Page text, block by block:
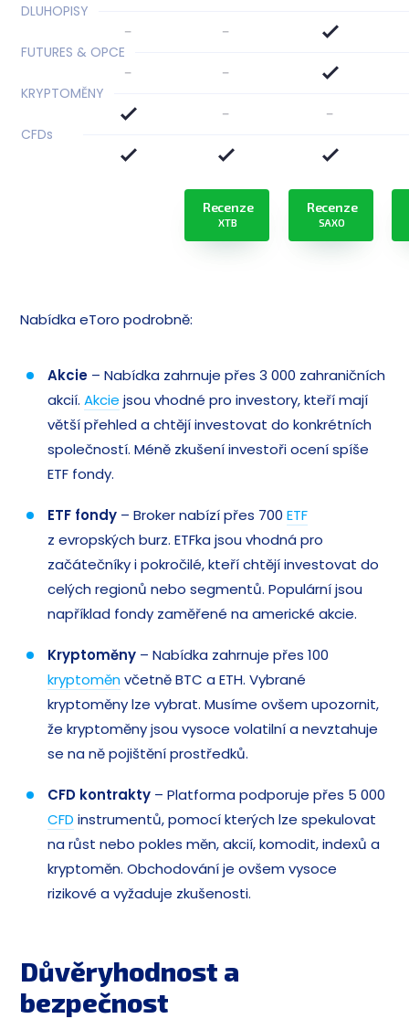
DLUHOPISY
- -
FUTURES & OPCE
- -
KRYPTOMĚNY
- -
CFDs
Recenze
XTB
Recenze
SAXO
Nabídka eToro podrobně:
Akcie – Nabídka zahrnuje přes 3 000 zahraničních
akcií.Akcie jsou vhodné pro investory, kteří mají
větší přehled a chtějí investovat do konkrétních
společností. Méně zkušení investoři ocení spíše
ETF fondy.
ETF fondy – Broker nabízí přes 700ETF
z evropských burz. ETFka jsou vhodná pro
začátečníky i pokročilé, kteří chtějí investovat do
celých regionů nebo segmentů. Populární jsou
například fondy zaměřené na americké akcie.
Kryptoměny – Nabídka zahrnuje přes 100
kryptoměnvčetně BTC a ETH. Vybrané
kryptoměny lze vybrat. Musíme ovšem upozornit,
že kryptoměny jsou vysoce volatilní a nevztahuje
se na ně pojištění prostředků.
CFD kontrakty – Platforma podporuje přes 5 000
CFD instrumentů, pomocí kterých lze spekulovat
na růst nebo pokles měn, akcií, komodit, indexů a
kryptoměn. Obchodování je ovšem vysoce
rizikové a vyžaduje zkušenosti.
Důvěryhodnost a
bezpečnost